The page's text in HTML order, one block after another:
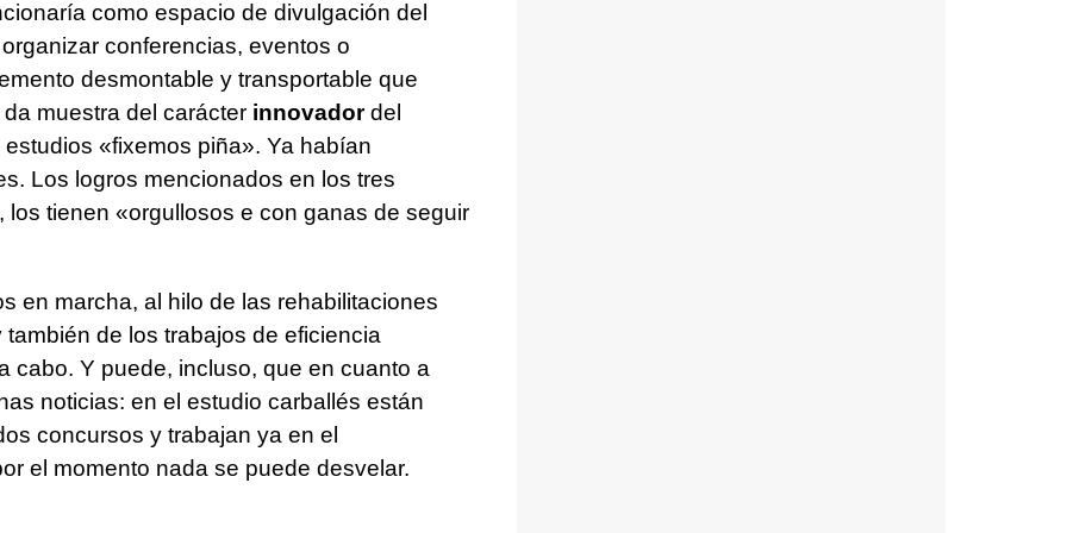
como espacio de divulgación del
conferencias, eventos o
desmontable y transportable que
muestra del carácter innovadordel
«fixemos piña». Ya habían
Los logros mencionados en los tres
los tienen «orgullosos e con ganas de seguir
en marcha, al hilo de las rehabilitaciones
de los trabajos de eficiencia
cabo. Y puede, incluso, que en cuanto a
noticias: en el estudio carballés están
concursos y trabajan ya en el
el momento nada se puede desvelar.